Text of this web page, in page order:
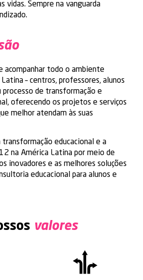
vidas. Sempre na vanguarda
acompanhar todo o ambiente
– centros, professores, alunos
processo de transformação e
oferecendo os projetos e serviços
melhor atendam às suas
transformação educacional e a
na América Latina por meio de
inovadores e as melhores soluções
educacional para alunos e
valores